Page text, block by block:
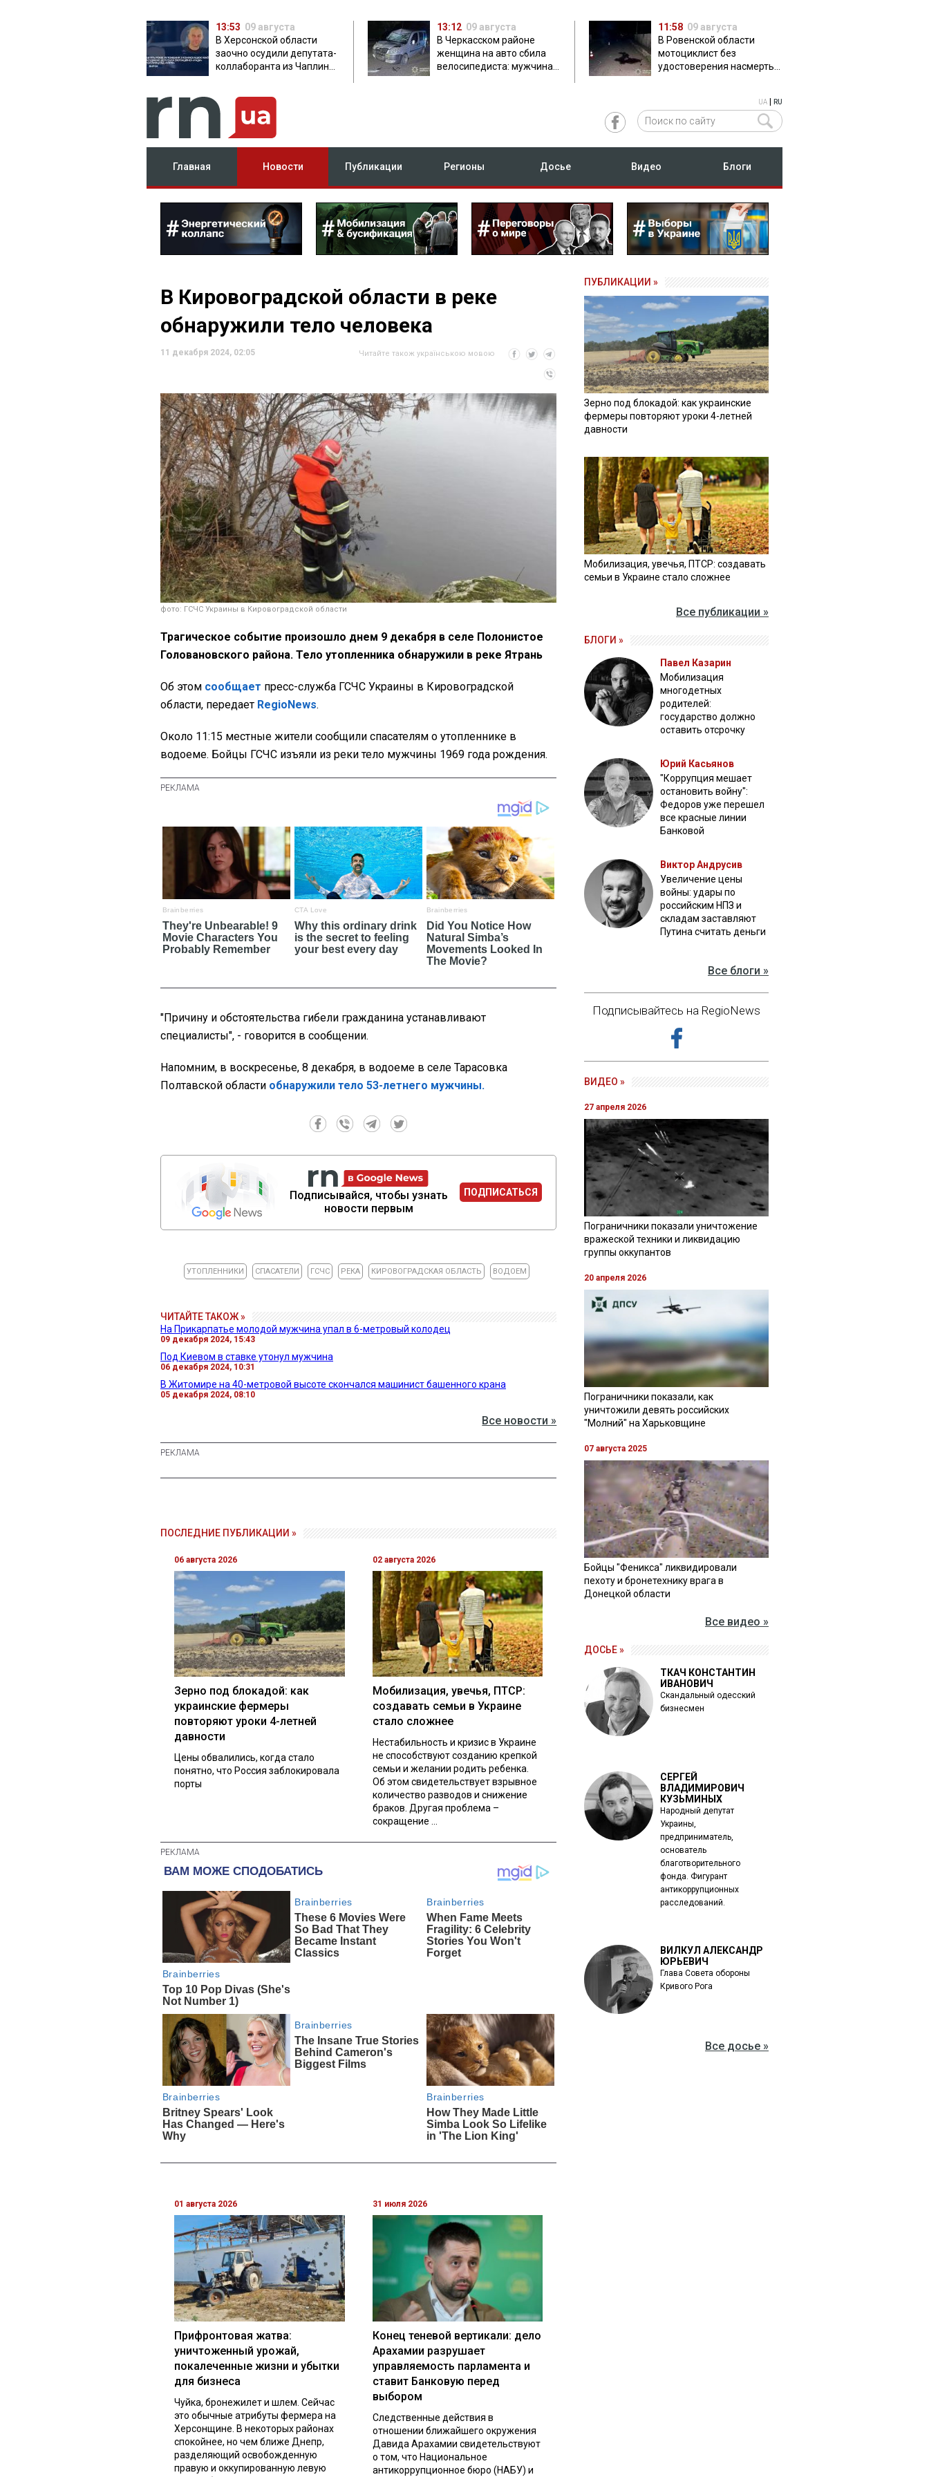
13:53 09 августа
В Херсонской области
заочно осудили депутата-
коллаборанта из Чаплинки
13:12 09 августа
В Черкасском районе
женщина на авто сбила
велосипедиста: мужчина
11:58 09 августа
В Ровенской области
мотоциклист без
удостоверения насмерть
UA RU
Главная Новости Публикации Регионы Досье Видео Блоги
В Кировоградской области в реке
обнаружили тело человека
11 декабря 2024, 02:05 Читайте також українською мовою
фото: ГСЧС Украины в Кировоградской области
Трагическое событие произошло днем 9 декабря в селе Полонистое
Головановского района. Тело утопленника обнаружили в реке Ятрань
Об этом сообщает пресс-служба ГСЧС Украины в Кировоградской
области, передает RegioNews.
Около 11:15 местные жители сообщили спасателям о утопленнике в
водоеме. Бойцы ГСЧС изъяли из реки тело мужчины 1969 года рождения.
"Причину и обстоятельства гибели гражданина устанавливают
специалисты", - говорится в сообщении.
Напомним, в воскресенье, 8 декабря, в водоеме в селе Тарасовка
Полтавской области обнаружили тело 53-летнего мужчины.
Подписывайся, чтобы узнать
новости первым
ПОДПИСАТЬСЯ
УТОПЛЕННИКИ СПАСАТЕЛИ ГСЧС РЕКА КИРОВОГРАДСКАЯ ОБЛАСТЬ ВОДОЕМ
ЧИТАЙТЕ ТАКОЖ »
На Прикарпатье молодой мужчина упал в 6-метровый колодец
09 декабря 2024, 15:43
Под Киевом в ставке утонул мужчина
06 декабря 2024, 10:31
В Житомире на 40-метровой высоте скончался машинист башенного крана
05 декабря 2024, 08:10
Все новости »
ПОСЛЕДНИЕ ПУБЛИКАЦИИ »
06 августа 2026
Зерно под блокадой: как
украинские фермеры
повторяют уроки 4-летней
давности
Цены обвалились, когда стало
понятно, что Россия заблокировала
порты
02 августа 2026
Мобилизация, увечья, ПТСР:
создавать семьи в Украине
стало сложнее
Нестабильность и кризис в Украине
не способствуют созданию крепкой
семьи и желании родить ребенка.
Об этом свидетельствует взрывное
количество разводов и снижение
браков. Другая проблема –
сокращение ...
01 августа 2026
Прифронтовая жатва:
уничтоженный урожай,
покалеченные жизни и убытки
для бизнеса
Чуйка, бронежилет и шлем. Сейчас
это обычные атрибуты фермера на
Херсонщине. В некоторых районах
спокойнее, но чем ближе Днепр,
разделяющий освобожденную
правую и оккупированную левую
31 июля 2026
Конец теневой вертикали: дело
Арахамии разрушает
управляемость парламента и
ставит Банковую перед
выбором
Следственные действия в
отношении ближайшего окружения
Давида Арахамии свидетельствуют
о том, что Национальное
антикоррупционное бюро (НАБУ) и
ПУБЛИКАЦИИ »
Зерно под блокадой: как украинские
фермеры повторяют уроки 4-летней
давности
Мобилизация, увечья, ПТСР: создавать
семьи в Украине стало сложнее
Все публикации »
БЛОГИ »
Павел Казарин
Мобилизация
многодетных
родителей:
государство должно
оставить отсрочку
Юрий Касьянов
"Коррупция мешает
остановить войну":
Федоров уже перешел
все красные линии
Банковой
Виктор Андрусив
Увеличение цены
войны: удары по
российским НПЗ и
складам заставляют
Путина считать деньги
Все блоги »
Подписывайтесь на RegioNews
ВИДЕО »
27 апреля 2026
Пограничники показали уничтожение
вражеской техники и ликвидацию
группы оккупантов
20 апреля 2026
Пограничники показали, как
уничтожили девять российских
"Молний" на Харьковщине
07 августа 2025
Бойцы "Феникса" ликвидировали
пехоту и бронетехнику врага в
Донецкой области
Все видео »
ДОСЬЕ »
ТКАЧ КОНСТАНТИН
ИВАНОВИЧ
Скандальный одесский
бизнесмен
СЕРГЕЙ
ВЛАДИМИРОВИЧ
КУЗЬМИНЫХ
Народный депутат
Украины,
предприниматель,
основатель
благотворительного
фонда. Фигурант
антикоррупционных
расследований.
ВИЛКУЛ АЛЕКСАНДР
ЮРЬЕВИЧ
Глава Совета обороны
Кривого Рога
Все досье »